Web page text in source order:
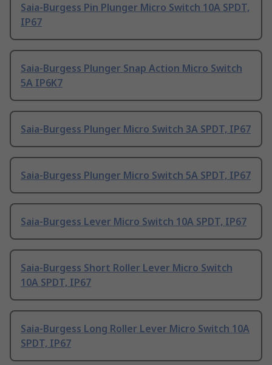
Saia-Burgess Pin Plunger Micro Switch 10A SPDT,
IP67
Saia-Burgess Plunger Snap Action Micro Switch
5A IP6K7
Saia-Burgess Plunger Micro Switch 3A SPDT, IP67
Saia-Burgess Plunger Micro Switch 5A SPDT, IP67
Saia-Burgess Lever Micro Switch 10A SPDT, IP67
Saia-Burgess Short Roller Lever Micro Switch
10A SPDT, IP67
Saia-Burgess Long Roller Lever Micro Switch 10A
SPDT, IP67